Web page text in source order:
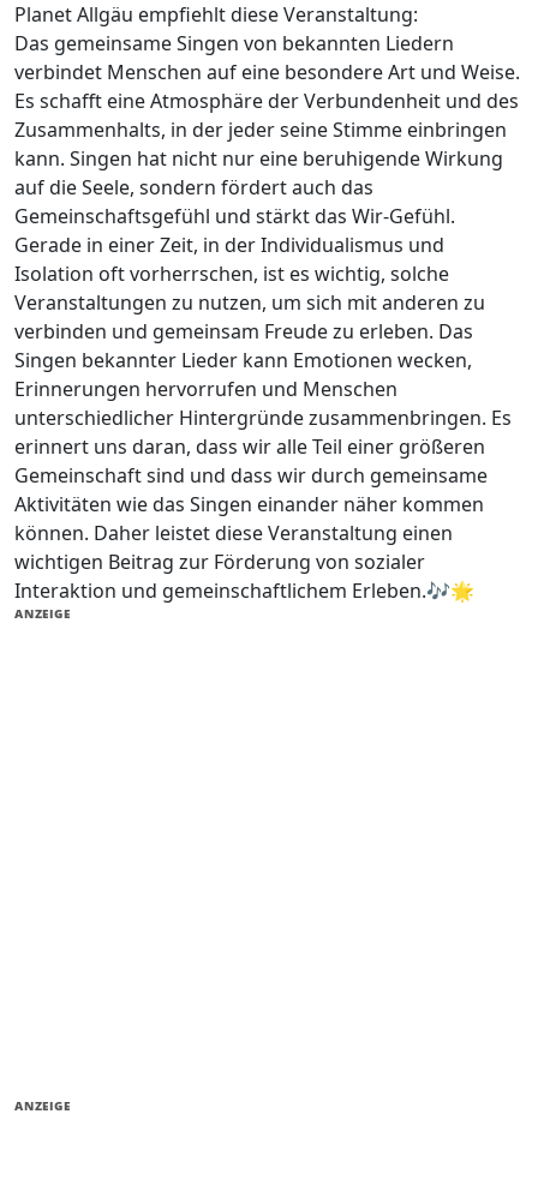
Planet Allgäu empfiehlt diese Veranstaltung:
Das gemeinsame Singen von bekannten Liedern
verbindet Menschen auf eine besondere Art und Weise.
Es schafft eine Atmosphäre der Verbundenheit und des
Zusammenhalts, in der jeder seine Stimme einbringen
kann. Singen hat nicht nur eine beruhigende Wirkung
auf die Seele, sondern fördert auch das
Gemeinschaftsgefühl und stärkt das Wir-Gefühl.
Gerade in einer Zeit, in der Individualismus und
Isolation oft vorherrschen, ist es wichtig, solche
Veranstaltungen zu nutzen, um sich mit anderen zu
verbinden und gemeinsam Freude zu erleben. Das
Singen bekannter Lieder kann Emotionen wecken,
Erinnerungen hervorrufen und Menschen
unterschiedlicher Hintergründe zusammenbringen. Es
erinnert uns daran, dass wir alle Teil einer größeren
Gemeinschaft sind und dass wir durch gemeinsame
Aktivitäten wie das Singen einander näher kommen
können. Daher leistet diese Veranstaltung einen
wichtigen Beitrag zur Förderung von sozialer
Interaktion und gemeinschaftlichem Erleben.🎶🌟
ANZEIGE
ANZEIGE